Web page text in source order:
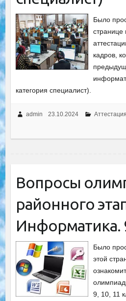
Было
странице
кадров,
категория специалист).
admin 23.10.2024 Аттестация
Вопросы
районного
Информатика.
Было
этой
9, 10, 11